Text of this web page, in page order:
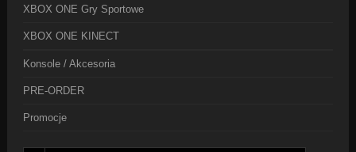
XBOX ONE Gry Sportowe
XBOX ONE KINECT
Konsole / Akcesoria
PRE-ORDER
Promocje